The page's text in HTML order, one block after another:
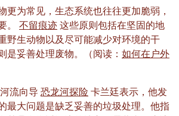
更为常见，生态系统也往往更加脆弱，
。 不留痕迹 这些原则包括在坚固的地
野生动物以及尽可能减少对环境的干
是妥善处理废物。（阅读： 如何在户外
流向导 恐龙河探险 卡兰廷表示，他发
最大问题是缺乏妥善的垃圾处理。他指